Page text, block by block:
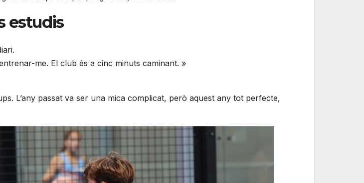
estudis
me. El club és a cinc minuts caminant. »
L’any passat va ser una mica complicat, però aquest any tot perfecte,